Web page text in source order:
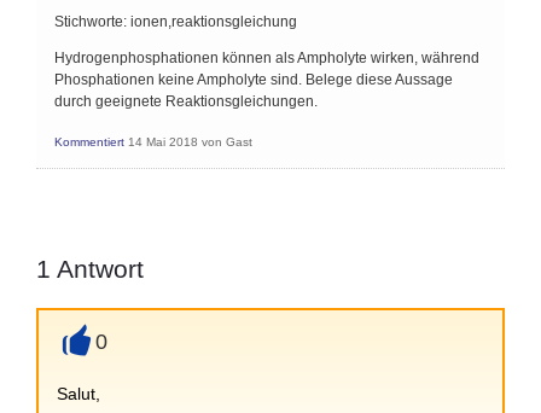
Stichworte: ionen,reaktionsgleichung
Hydrogenphosphationen können als Ampholyte wirken, während
Phosphationen keine Ampholyte sind. Belege diese Aussage
durch geeignete Reaktionsgleichungen.
Kommentiert 14 Mai 2018 von Gast
1 Antwort
0
Salut,